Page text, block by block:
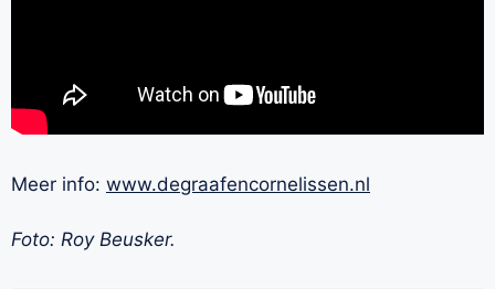
Meer info: www.degraafencornelissen.nl
Foto: Roy Beusker.